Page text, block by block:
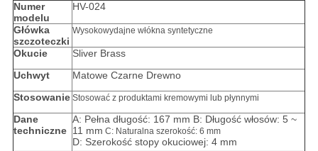
Numer
modelu
HV-024
Główka
szczoteczki
Wysokowydajne włókna syntetyczne
Okucie
Sliver Brass
Uchwyt
Matowe Czarne Drewno
Stosowanie Stosować z produktami kremowymi lub płynnymi
Dane
techniczne
A: Pełna długość: 167 mm B: Długość włosów: 5 ~
11 mm C: Naturalna szerokość: 6 mm
D: Szerokość stopy okuciowej: 4 mm